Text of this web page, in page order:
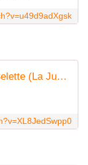
Tri Yann - Le Loup, le Renard et la Belette (La Jument de Michao)